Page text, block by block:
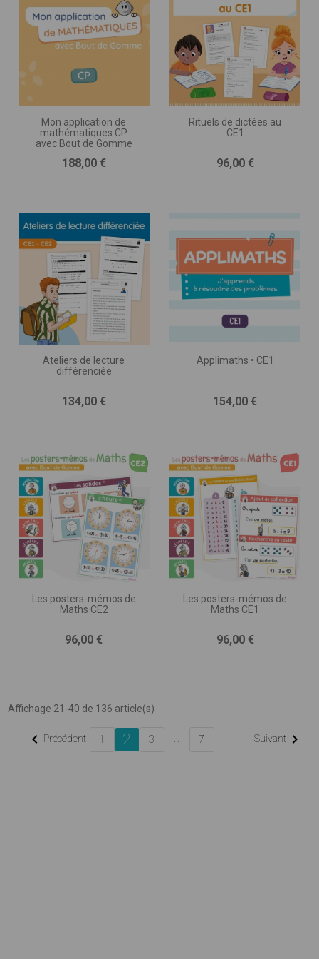
Mon application de
mathématiques CP
avec Bout de Gomme
Prix
188,00 €
Rituels de dictées au
CE1
Prix
96,00 €
Ateliers de lecture
différenciée
Prix
134,00 €
Applimaths • CE1
Prix
154,00 €
Les posters-mémos de
Maths CE2
Prix
96,00 €
Les posters-mémos de
Maths CE1
Prix
96,00 €
Affichage 21-40 de 136 article(s)
 Précédent 1 2 3 7 Suivant